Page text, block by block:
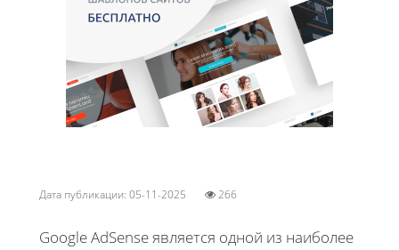
Дата публикации: 05-11-2025 266
Google AdSense является одной из наиболее